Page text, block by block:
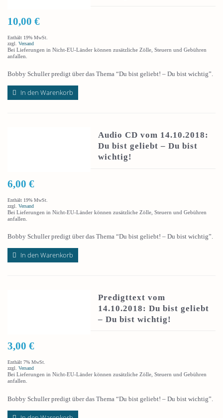
10,00 €
Enthält 19% MwSt.
zzgl. Versand
Bei Lieferungen in Nicht-EU-Länder können zusätzliche Zölle, Steuern und Gebühren
anfallen.
Bobby Schuller predigt über das Thema “Du bist geliebt! – Du bist wichtig”.
In den Warenkorb
Audio CD vom 14.10.2018:
Du bist geliebt – Du bist
wichtig!
6,00 €
Enthält 19% MwSt.
zzgl. Versand
Bei Lieferungen in Nicht-EU-Länder können zusätzliche Zölle, Steuern und Gebühren
anfallen.
Bobby Schuller predigt über das Thema “Du bist geliebt! – Du bist wichtig”.
In den Warenkorb
Predigttext vom
14.10.2018: Du bist geliebt
– Du bist wichtig!
3,00 €
Enthält 7% MwSt.
zzgl. Versand
Bei Lieferungen in Nicht-EU-Länder können zusätzliche Zölle, Steuern und Gebühren
anfallen.
Bobby Schuller predigt über das Thema “Du bist geliebt! – Du bist wichtig”.